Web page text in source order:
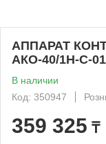
АППАРАТ
АКО-40/1Н-С-01
В наличии
Код: 350947
359 325 ₸